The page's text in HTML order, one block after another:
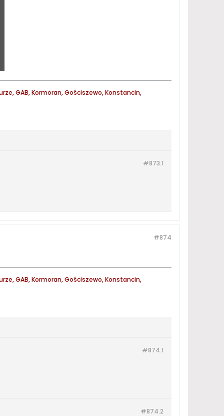
GAB, Kormoran, Gościszewo, Konstancin,
#873.1
#874
GAB, Kormoran, Gościszewo, Konstancin,
#874.1
#874.2